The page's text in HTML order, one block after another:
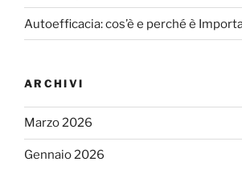
Autoefficacia: cos’è e perché è
ARCHIVI
Marzo 2026
Gennaio 2026